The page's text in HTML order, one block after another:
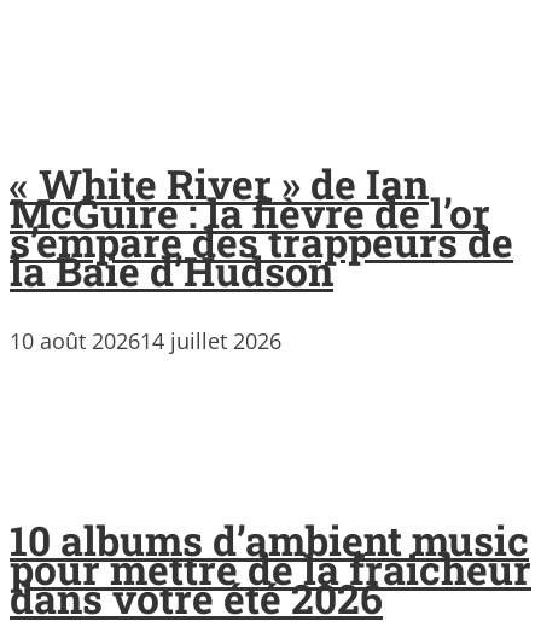
« White River » de Ian
McGuire : la fièvre de l’or
s’empare des trappeurs de
la Baie d’Hudson
10 août 202614 juillet 2026
10 albums d’ambient music
pour mettre de la fraicheur
dans votre été 2026